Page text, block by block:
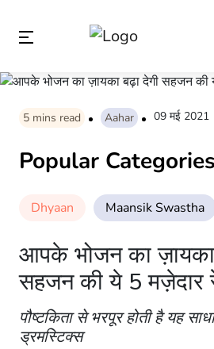
5 mins read Aahar 09 मई 2021
Popular Categories
Dhyaan Maansik Swastha
आपके भोजन का ज़ायका
सहजन की ये 5 मज़ेदार
पौष्टकिता से भरपूर होती है यह
ड्रमस्टिक्स